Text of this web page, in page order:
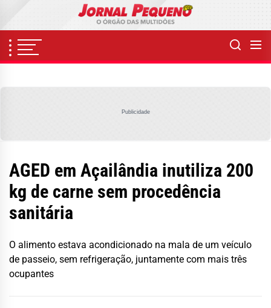
content
Publicidade
AGED em Açailândia inutiliza 200
kg de carne sem procedência
sanitária
O alimento estava acondicionado na mala de um veículo
de passeio, sem refrigeração, juntamente com mais três
ocupantes